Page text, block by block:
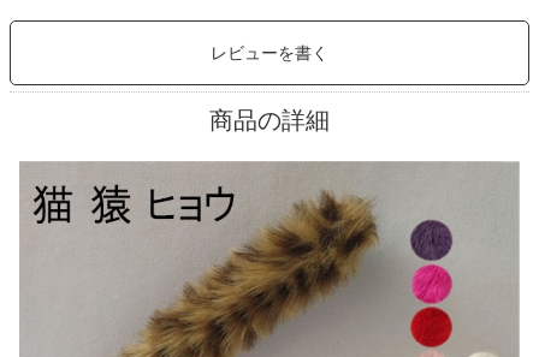
レビューを書く
商品の詳細